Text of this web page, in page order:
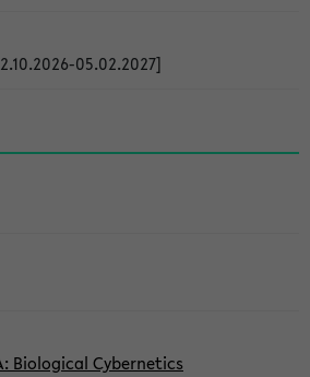
05.02.2027]
Biological Cybernetics